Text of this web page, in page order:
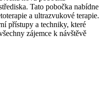
Tato pobočka nabídne
a ultrazvukové terapie.
přístupy a techniky, které
zájemce k návštěvě